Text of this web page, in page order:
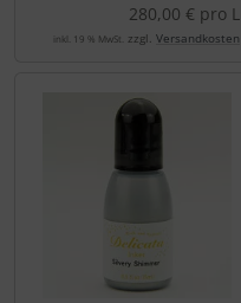
280,00 € pro L
inkl. 19 % MwSt. zzgl. Versandkosten